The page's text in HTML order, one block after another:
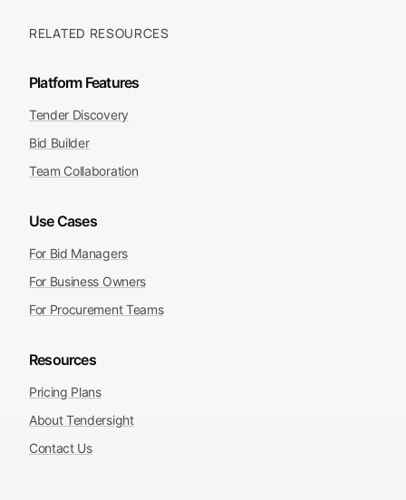
platformele naționale, TED și alte surse oficiale.
RELATED RESOURCES
Platform Features
Tender Discovery
Bid Builder
Team Collaboration
Use Cases
For Bid Managers
For Business Owners
For Procurement Teams
Resources
Pricing Plans
About Tendersight
Contact Us